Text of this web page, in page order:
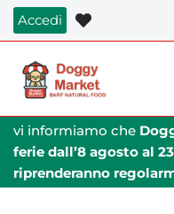
Vai
al
contenuto
Accedi
vi informiamo che
ferie dall’8 agosto al
riprenderanno